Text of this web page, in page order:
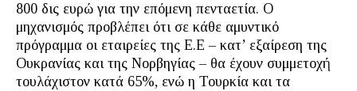
800 δις ευρώ για την επόμενη πενταετία. Ο
μηχανισμός προβλέπει ότι σε κάθε αμυντικό
πρόγραμμα οι εταιρείες της Ε.Ε – κατ’ εξαίρεση της
Ουκρανίας και της Νορβηγίας – θα έχουν συμμετοχή
τουλάχιστον κατά 65%, ενώ η Τουρκία και τα